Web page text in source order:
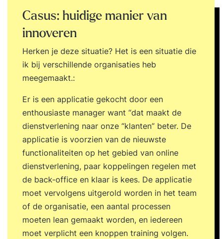
Casus: huidige manier van
innoveren
Herken je deze situatie? Het is een situatie die
ik bij verschillende organisaties heb
meegemaakt.:
Er is een applicatie gekocht door een
enthousiaste manager want “dat maakt de
dienstverlening naar onze “klanten” beter. De
applicatie is voorzien van de nieuwste
functionaliteiten op het gebied van online
dienstverlening, paar koppelingen regelen met
de back-office en klaar is kees. De applicatie
moet vervolgens uitgerold worden in het team
of de organisatie, een aantal processen
moeten lean gemaakt worden, en iedereen
moet verplicht een knoppen training volgen.